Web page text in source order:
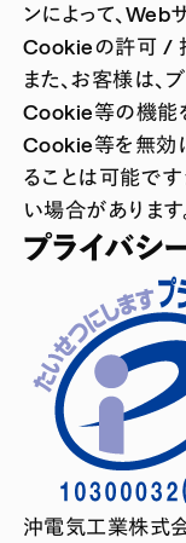
ンによって、
Cookieの許可 /
また、お客様は、
Cookie等の機能
Cookie等を無効
ることは可能で
い場合があります
プライバシ
沖電気工業株式会